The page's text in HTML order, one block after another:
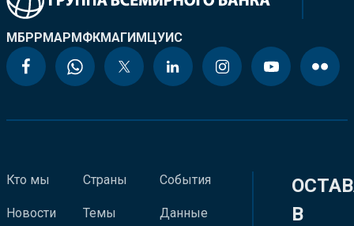
МБРРМАРМФКМАГИМЦУИС
Кто мы
Новости
Страны
Темы
События
Данные
В